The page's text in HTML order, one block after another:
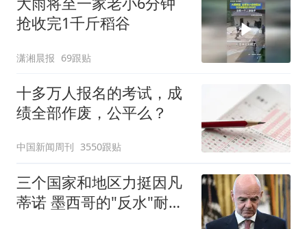
抢收完1千斤稻谷
潇湘晨报 69跟贴
十多万人报名的考试，成
绩全部作废，公平么？
中国新闻周刊 3550跟贴
三个国家和地区力挺因凡
蒂诺 墨西哥的"反水"耐人